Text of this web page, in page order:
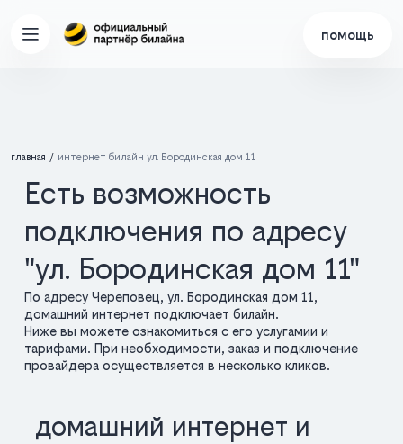
помощь
главная интернет билайн ул. Бородинская дом 11
Есть возможность
подключения по адресу
"ул. Бородинская дом 11"
По адресу Череповец, ул. Бородинская дом 11,
домашний интернет подключает билайн.
Ниже вы можете ознакомиться с его услугамии и
тарифами. При необходимости, заказ и подключение
провайдера осуществляется в несколько кликов.
домашний интернет и